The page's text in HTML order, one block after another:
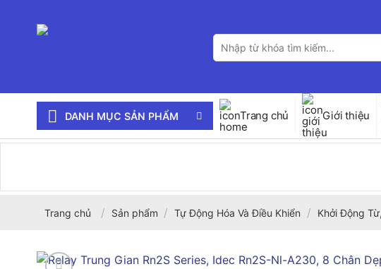
Tìm
kiếm:
DANH MỤC SẢN PHẨM Trang chủ Giới thiệu
Trang chủ / Sản phẩm / Tự Động Hóa Và Điều Khiển / Khởi Động